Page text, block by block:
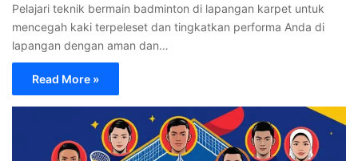
Pelajari teknik bermain badminton di lapangan karpet untuk
mencegah kaki terpeleset dan tingkatkan performa Anda di
lapangan dengan aman dan…
Read More »